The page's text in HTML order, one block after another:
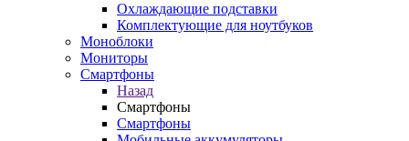
Охлаждающие подставки
Комплектующие для ноутбуков
Моноблоки
Мониторы
Смартфоны
Назад
Смартфоны
Смартфоны